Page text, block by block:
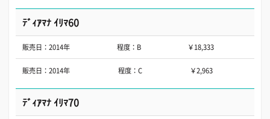
ﾃﾞｨｱﾏﾅ ｲﾘﾏ60
販売日：2014年 程度：B ￥18,333
販売日：2014年 程度：C ￥2,963
ﾃﾞｨｱﾏﾅ ｲﾘﾏ70